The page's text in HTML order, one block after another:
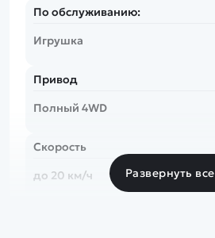
По обслуживанию:
Игрушка
Привод
Полный 4WD
Скорость
до 20 км/ч
Развернуть все